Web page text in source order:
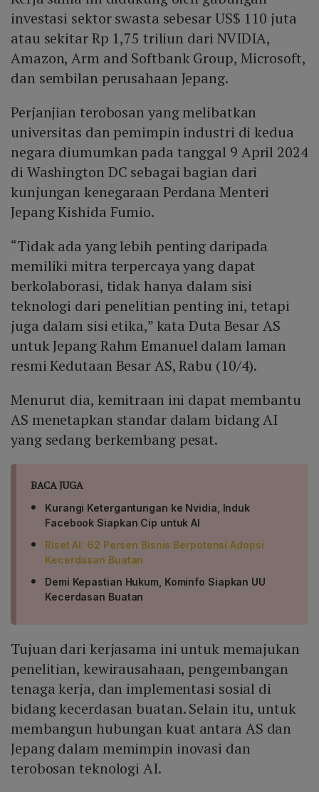
investasi sektor swasta sebesar US$ 110 juta
atau sekitar Rp 1,75 triliun dari NVIDIA,
Amazon, Arm and Softbank Group, Microsoft,
dan sembilan perusahaan Jepang.
Perjanjian terobosan yang melibatkan
universitas dan pemimpin industri di kedua
negara diumumkan pada tanggal 9 April 2024
di Washington DC sebagai bagian dari
kunjungan kenegaraan Perdana Menteri
Jepang Kishida Fumio.
“Tidak ada yang lebih penting daripada
memiliki mitra terpercaya yang dapat
berkolaborasi, tidak hanya dalam sisi
teknologi dari penelitian penting ini, tetapi
juga dalam sisi etika,” kata Duta Besar AS
untuk Jepang Rahm Emanuel dalam laman
resmi Kedutaan Besar AS, Rabu (10/4).
Menurut dia, kemitraan ini dapat membantu
AS menetapkan standar dalam bidang AI
yang sedang berkembang pesat.
BACA JUGA
Kurangi Ketergantungan ke Nvidia, Induk
Facebook Siapkan Cip untuk AI
Riset AI: 62 Persen Bisnis Berpotensi Adopsi
Kecerdasan Buatan
Demi Kepastian Hukum, Kominfo Siapkan UU
Kecerdasan Buatan
Tujuan dari kerjasama ini untuk memajukan
penelitian, kewirausahaan, pengembangan
tenaga kerja, dan implementasi sosial di
bidang kecerdasan buatan. Selain itu, untuk
membangun hubungan kuat antara AS dan
Jepang dalam memimpin inovasi dan
terobosan teknologi AI.